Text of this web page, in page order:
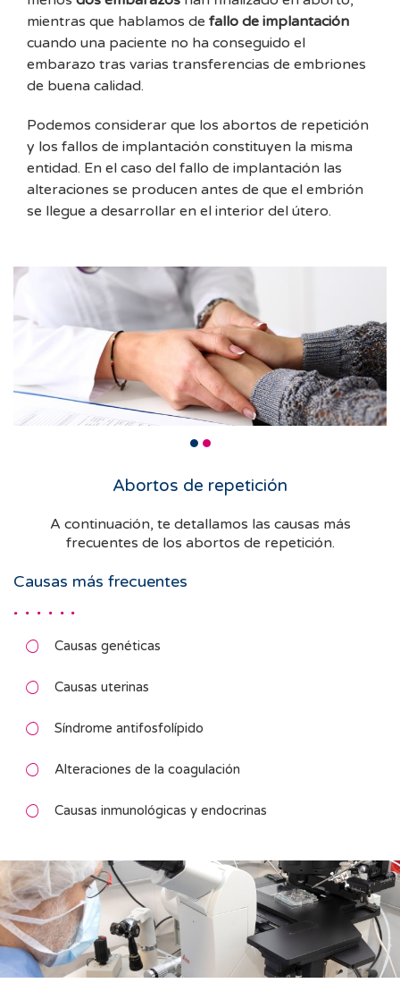
mientras que hablamos de fallo de implantación
cuando una paciente no ha conseguido el
embarazo tras varias transferencias de embriones
de buena calidad.
Podemos considerar que los abortos de repetición
y los fallos de implantación constituyen la misma
entidad. En el caso del fallo de implantación las
alteraciones se producen antes de que el embrión
se llegue a desarrollar en el interior del útero.
Abortos de repetición
A continuación, te detallamos las causas más
frecuentes de los abortos de repetición.
Causas más frecuentes
Causas genéticas
Causas uterinas
Síndrome antifosfolípido
Alteraciones de la coagulación
Causas inmunológicas y endocrinas